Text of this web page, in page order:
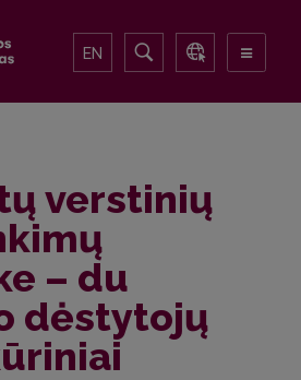
EN
verstinių
– du
dėstytojų